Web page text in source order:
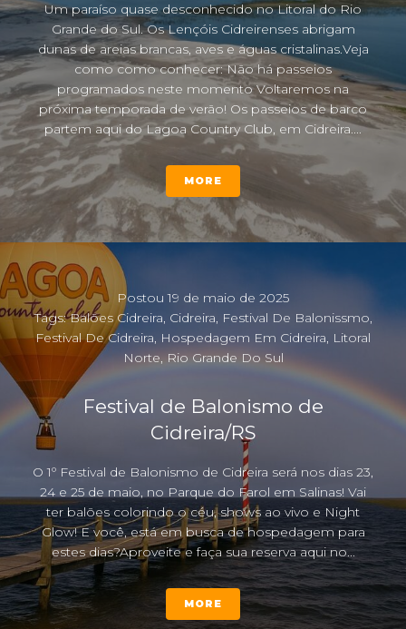
Um paraíso quase desconhecido no Litoral do Rio
Grande do Sul. Os Lençóis Cidreirenses abrigam
dunas de areias brancas, aves e águas cristalinas.Veja
como como conhecer: Não há passeios
programados neste momento Voltaremos na
próxima temporada de verão! Os passeios de barco
partem aqui do Lagoa Country Club, em Cidreira....
MORE
Postou19 de maio de 2025
Tags:Balões Cidreira, Cidreira, Festival De Balonissmo,
Festival De Cidreira, Hospedagem Em Cidreira, Litoral
Norte, Rio Grande Do Sul
Festival de Balonismo de
Cidreira/RS
O 1º Festival de Balonismo de Cidreira será nos dias 23,
24 e 25 de maio, no Parque do Farol em Salinas! Vai
ter balões colorindo o céu, shows ao vivo e Night
Glow! E você, está em busca de hospedagem para
estes dias?Aproveite e faça sua reserva aqui no...
MORE